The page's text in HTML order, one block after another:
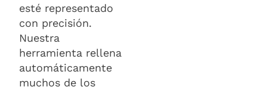
esté representado
con precisión.
Nuestra
herramienta rellena
automáticamente
muchos de los